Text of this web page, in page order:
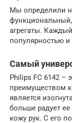
Мы определили
агрегаты.
популярностью
Самый
Philips FC 6142 –
преимуществом
является
больше радует
кожу рук. С его